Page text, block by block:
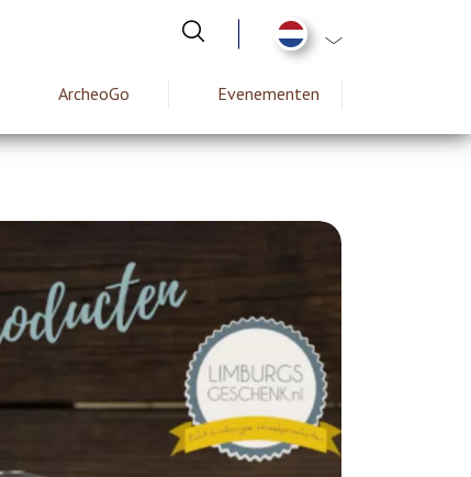
Aanvullende
ArcheoGo Evenementen